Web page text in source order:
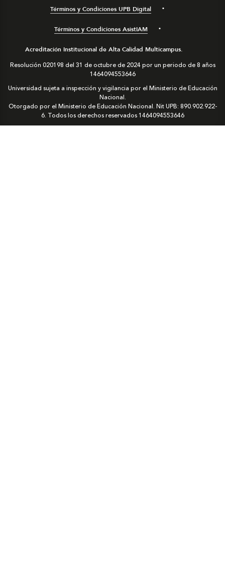
Términos y Condiciones UPB Digital
Términos y Condiciones AsistIAM
Acreditación Institucional de Alta Calidad Multicampus.
Resolución 020198 del 31 de octubre de 2024 por un periodo de 8 años
1464094553646
Universidad sujeta a inspección y vigilancia por el Ministerio de Educación
Nacional.
Otorgado por el Ministerio de Educación Nacional. Nit UPB: 890.902.922-
6. Todos los derechos reservados1464094553646